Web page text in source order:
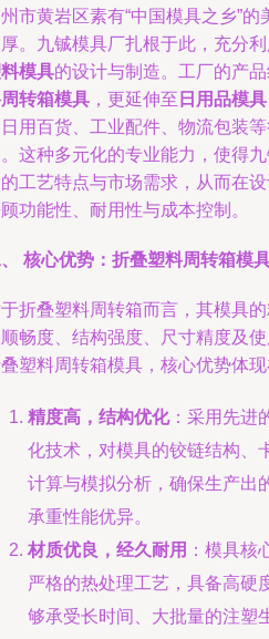
市黄岩区素有“中国模具之乡”
。九铖模具厂扎根于此，充分
模具的设计与制造。工厂的产
转箱模具 ，更延伸至 日用品模具
用百货、工业配件、物流包装
这种多元化的专业能力，使得
工艺特点与市场需求，从而在
功能性、耐用性与成本控制。
核心优势：折叠塑料周转箱模
折叠塑料周转箱而言，其模具
畅度、结构强度、尺寸精度及
塑料周转箱模具，核心优势体现
精度高，结构优化：采用先进
化技术，对模具的铰链结构、
计算与模拟分析，确保生产出
承重性能优异。
材质优良，经久耐用 ：模具核
严格的热处理工艺，具备高硬
够承受长时间、大批量的注塑